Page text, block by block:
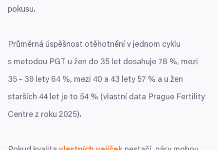
pokusu.
Průměrná úspěšnost otěhotnění v jednom cyklu
s metodou PGT u žen do 35 let dosahuje 78 %, mezi
35 – 39 lety 64 %, mezi 40 a 43 lety 57 % a u žen
starších 44 let je to 54 % (vlastní data Prague Fertility
Centre z roku 2025).